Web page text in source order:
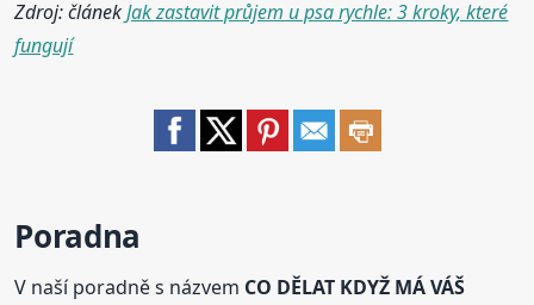
Zdroj: článekJak zastavit průjem u psa rychle: 3 kroky, které
fungují
Poradna
V naší poradně s názvem CO DĚLAT KDYŽ MÁ VÁŠ